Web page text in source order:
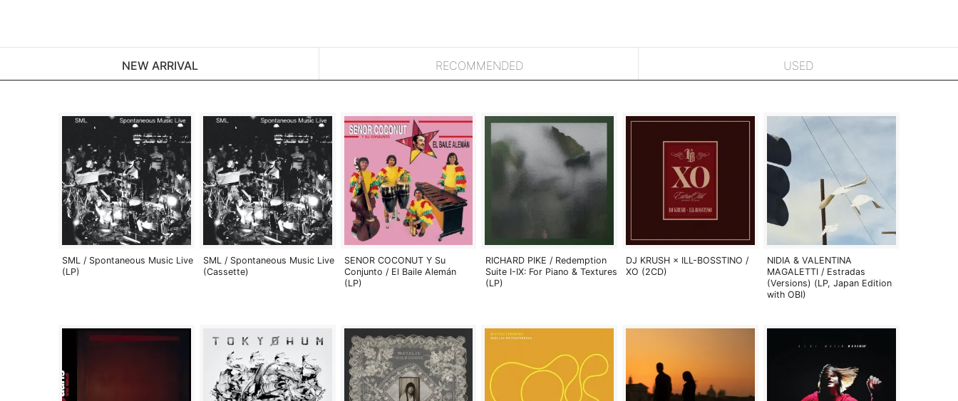
NEW ARRIVAL RECOMMENDED USED
SML / Spontaneous Music Live
(LP)
SML / Spontaneous Music Live
(Cassette)
SENOR COCONUT Y Su
Conjunto / El Baile Alemán
(LP)
RICHARD PIKE / Redemption
Suite I-IX: For Piano & Textures
(LP)
DJ KRUSH × ILL-BOSSTINO /
XO (2CD)
NIDIA & VALENTINA
MAGALETTI / Estradas
(Versions) (LP, Japan Edition
with OBI)